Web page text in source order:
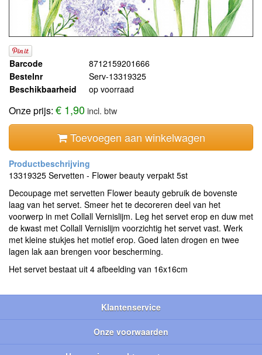
Barcode
8712159201666
Bestelnr
Serv-13319325
Beschikbaarheid
op voorraad
Onze prijs: € 1,90incl. btw
Toevoegen aan winkelwagen
13319325 Servetten - Flower beauty verpakt 5st
Decoupage met servetten Flower beauty gebruik de bovenste
laag van het servet. Smeer het te decoreren deel van het
voorwerp in met Collall Vernislijm. Leg het servet erop en duw met
de kwast met Collall Vernislijm voorzichtig het servet vast. Werk
met kleine stukjes het motief erop. Goed laten drogen en twee
lagen lak aan brengen voor bescherming.
Het servet bestaat uit 4 afbeelding van 16x16cm
Klantenservice
Onze voorwaarden